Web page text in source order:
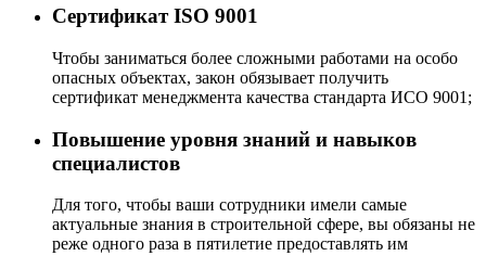
Сертификат ISO 9001
Чтобы заниматься более сложными работами на особо
опасных объектах, закон обязывает получить
сертификат менеджмента качества стандарта ИСО 9001;
Повышение уровня знаний и навыков
специалистов
Для того, чтобы ваши сотрудники имели самые
актуальные знания в строительной сфере, вы обязаны не
реже одного раза в пятилетие предоставлять им